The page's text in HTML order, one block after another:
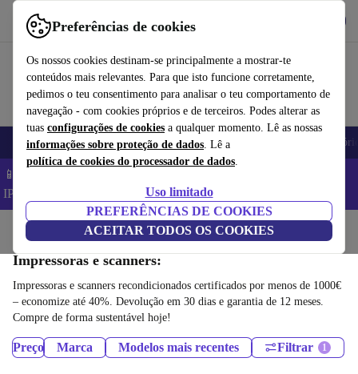
Preferências de cookies
Os nossos cookies destinam-se principalmente a mostrar-te
conteúdos mais relevantes. Para que isto funcione corretamente,
pedimos o teu consentimento para analisar o teu comportamento de
navegação - com cookies próprios e de terceiros. Podes alterar as
tuas configurações de cookies a qualquer momento. Lê as nossas
informações sobre proteção de dados. Lê a
política de cookies do processador de dados.
Uso limitado
PREFERÊNCIAS DE COOKIES
ACEITAR TODOS OS COOKIES
Use o refurbed de forma rápida e fácil
Telemóveis Computadores Portáteis Tablets
📱 Poupa 5% EXTRA em todos os iPhones – Código:
IPHONEDEAL –
Início
Impressoras e scanners:
Impressoras e scanners recondicionados certificados por menos de 1000€
– economize até 40%. Devolução em 30 dias e garantia de 12 meses.
Compre de forma sustentável hoje!
Preço Marca Modelos mais recentes Filtrar